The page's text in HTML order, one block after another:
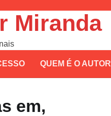
Miranda
QUEM É O AUTOR
em,